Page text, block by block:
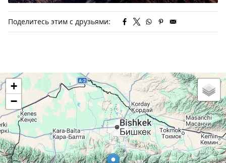
Поделитесь этим с друзьями:
+
−